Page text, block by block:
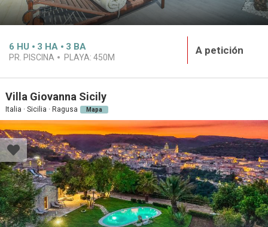
6 HU 3 HA 3 BA
PR. PISCINA PLAYA: 450M
A petición
Villa Giovanna Sicily
Italia · Sicilia · Ragusa Mapa